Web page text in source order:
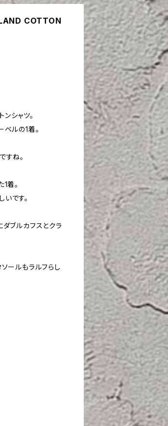
COTTON
シャツ。
ルの1着。
すね。
着。
です。
ブルカフスとクラ
ールもラルフらし